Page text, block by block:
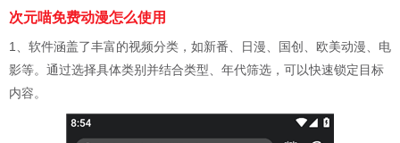
次元喵免费动漫怎么使用
1、软件涵盖了丰富的视频分类，如新番、日漫、国创、欧美动漫、电
影等。通过选择具体类别并结合类型、年代筛选，可以快速锁定目标
内容。